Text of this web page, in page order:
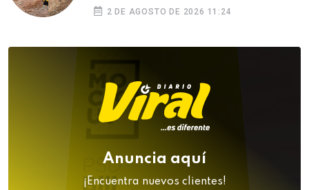
2 DE AGOSTO DE 2026 11:24
Anuncia aquí
¡Encuentra nuevos clientes!